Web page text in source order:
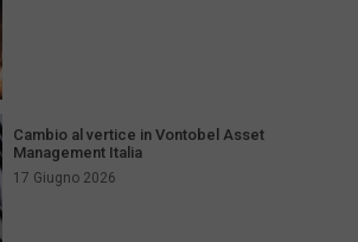
Cambio al vertice in Vontobel Asset
Management Italia
17 Giugno 2026